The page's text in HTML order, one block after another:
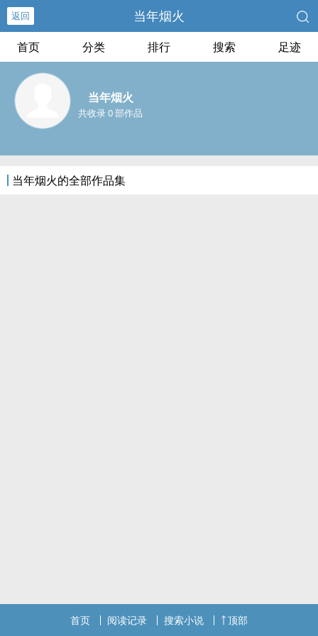
返回 当年烟火
首页 分类 排行 搜索 足迹
当年烟火
共收录 0 部作品
当年烟火的全部作品集
首页 阅读记录 搜索小说 顶部